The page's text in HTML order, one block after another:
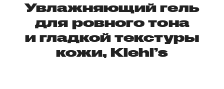
Увлажняющий гель
для ровного тона
и гладкой текстуры
кожи, Kiehl’s